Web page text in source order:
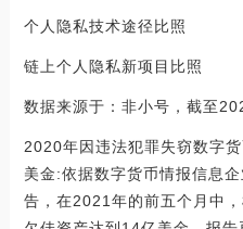
个人隐私技术途径比照
链上个人隐私新项目比照
数据来源于：非小号，截至
2020年因违法犯罪失窃数字
美金:依据数字货币情报信息
告，在2021年的前五个月中